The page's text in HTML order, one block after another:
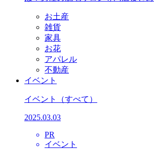
お土産
雑貨
家具
お花
アパレル
不動産
イベント
イベント （すべて）
2025.03.03
PR
イベント